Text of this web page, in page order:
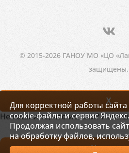
© 2015-2026 ГАНОУ МО «ЦО
защищены.
Для корректной работы
cookie-файлы и сервис
Продолжая использовать
на обработку файлов,
X
Не нашли то, что искали?
Написать